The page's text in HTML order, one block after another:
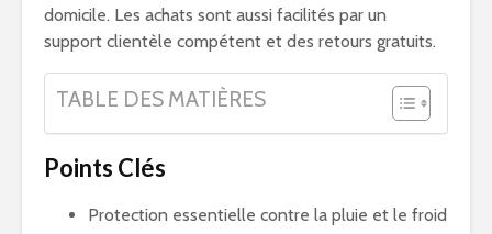
domicile. Les achats sont aussi facilités par un
support clientèle compétent et des retours gratuits.
TABLE DES MATIÈRES
Points Clés
Protection essentielle contre la pluie et le froid